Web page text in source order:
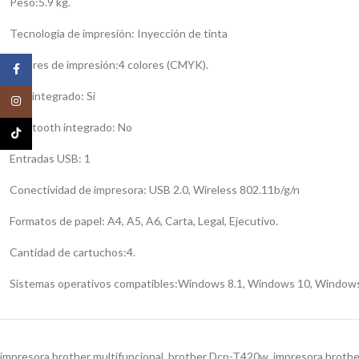
Tecnología de impresión: Inyección de tinta
Colores de impresión:4 colores (CMYK).
Wifi integrado: Si
Bluetooth integrado: No
Entradas USB: 1
Conectividad de impresora: USB 2.0, Wireless 802.11b/g/n
Formatos de papel: A4, A5, A6, Carta, Legal, Ejecutivo.
Cantidad de cartuchos:4.
Sistemas operativos compatibles:Windows 8.1, Windows 10,
impresora brother multifuncional, brother Dcp-T420w, impresora
Facebook
Instagram
TikTok